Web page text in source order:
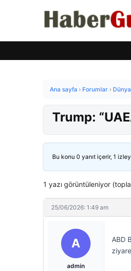
Ana sayfa › Forumlar › Dünya
Trump:
Bu konu 0 yanıt içerir, 1
1 yazı görüntüleniyor
25/06/2026: 1:49 am
A
admin
ABD